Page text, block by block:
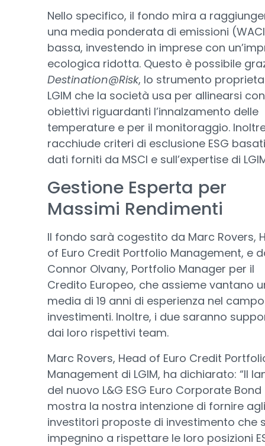
Nello specifico, il fondo mira a
una media ponderata di emissioni
bassa, investendo in imprese con
ecologica ridotta. Questo è possibile
Destination@Risk, lo strumento
LGIM che la società usa per allinearsi
obiettivi riguardanti l’innalzamento delle
temperature e per il monitoraggio.
racchiude criteri di esclusione ESG
dati forniti da MSCI e sull’expertise di
Gestione Esperta per
Massimi Rendimenti
Il fondo sarà cogestito da Marc Rovers,
of Euro Credit Portfolio Management, e
Connor Olvany, Portfolio Manager per il
Credito Europeo, che assieme vantano
media di 19 anni di esperienza nel
investimenti. Inoltre, i due saranno
dai loro rispettivi team.
Marc Rovers, Head of Euro Credit
Management di LGIM, ha dichiarato: “Il
del nuovo L&G ESG Euro Corporate Bond
mostra la nostra intenzione di fornire agli
investitori proposte di investimento che
impegnino a rispettare le loro posizioni